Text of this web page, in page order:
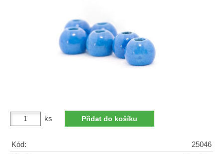
ks
Kód:
25046